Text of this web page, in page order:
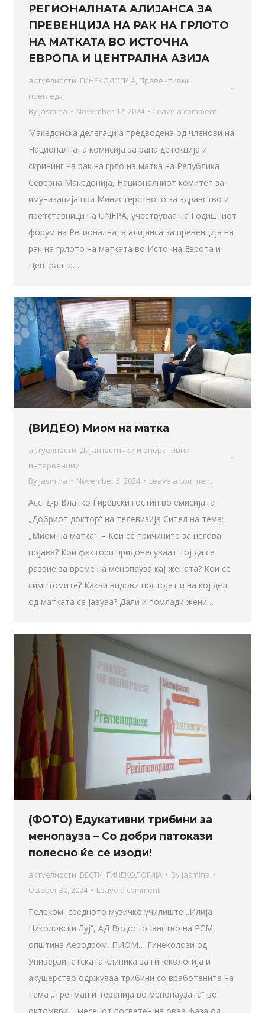
РЕГИОНАЛНАТА АЛИЈАНСА ЗА
ПРЕВЕНЦИЈА НА РАК НА ГРЛОТО
НА МАТКАТА ВО ИСТОЧНА
ЕВРОПА И ЦЕНТРАЛНА АЗИЈА
актуелности, ГИНЕКОЛОГИЈА, Превентивни
прегледи
By Jasmina November 12, 2024 Leave a comment
Македонска делегација предводена од членови на
Националната комисија за рана детекција и
скрининг на рак на грло на матка на Република
Северна Македонија, Националниот комитет за
имунизација при Министерството за здравство и
претставници на UNFPA, учествуваа на Годишниот
форум на Регионалната алијанса за превенција на
рак на грлото на матката во Источна Европа и
Централна…
(ВИДЕО) Миом на матка
актуелности, Дијагностички и оперативни
интервенции
By Jasmina November 5, 2024 Leave a comment
Асс. д-р Влатко Ѓиревски гостин во емисијата
„Добриот доктор“ на телевизија Сител на тема:
„Миом на матка“. – Кои се причините за негова
појава? Кои фактори придонесуваат тој да се
развие за време на менопауза кај жената? Кои се
симптомите? Какви видови постојат и на кој дел
од матката се јавува? Дали и помлади жени…
(ФОТО) Едукативни трибини за
менопауза – Со добри патокази
полесно ќе се изоди!
актуелности, ВЕСТИ, ГИНЕКОЛОГИЈА By Jasmina
October 30, 2024
Leave a comment
Телеком, средното музичко училиште „Илија
Николовски Луј“, АД Водостопанство на РСМ,
општина Аеродром, ПИОМ… Гинеколози од
Универзитетската клиника за гинекологија и
акушерство одржуваа трибини со вработените на
тема „Третман и терапија во менопаузата“ во